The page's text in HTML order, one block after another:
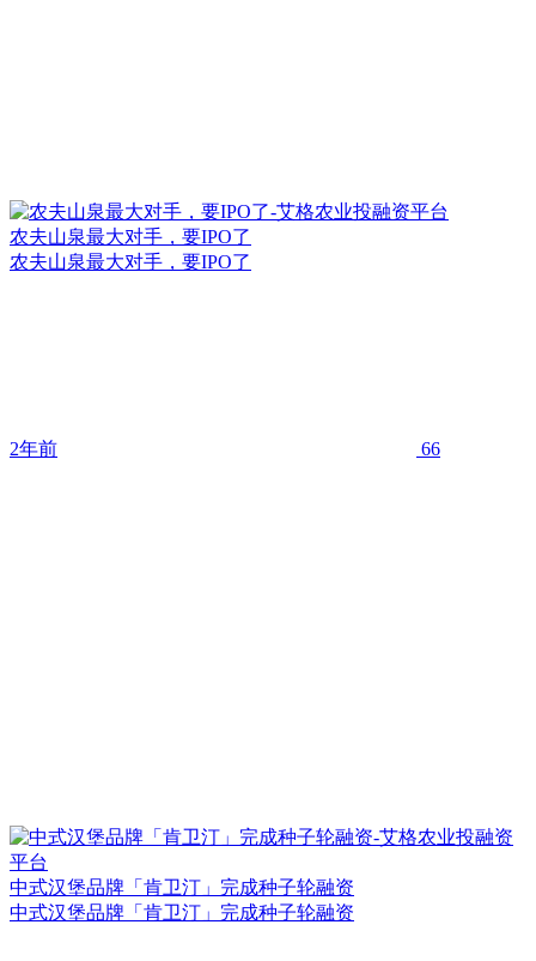
农夫山泉最大对手，要IPO了
农夫山泉最大对手，要IPO了
2年前 66
中式汉堡品牌「肯卫汀」完成种子轮融资
中式汉堡品牌「肯卫汀」完成种子轮融资